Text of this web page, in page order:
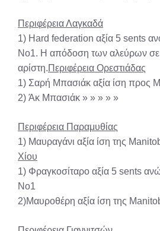
Περιφέρεια Λαγκαδά
1) Hard federation αξία 5 sents
No1. H απόδοση των αλεύρων σε
αρίστη.Περιφέρεια Ορεστιάδας
1) Σαρή Μπασιάκ αξία ίση προς
2) Άκ Μπασιάκ » » » » »
Περιφέρεια Παραμυθίας
1) Μαυραγάνι αξία ίση της
Χίου
1) Φραγκοσίταρο αξία 5 sents
No1
2)Μαυροθέρη αξία ίση της